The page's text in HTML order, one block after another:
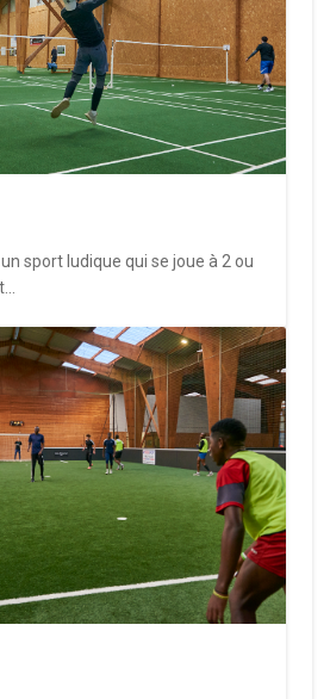
sport ludique qui se joue à 2 ou